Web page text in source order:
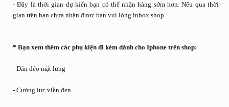
- Đây là thời gian dự kiến bạn có thể nhận hàng sớm hơn. Nếu qua thời
gian trên bạn chưa nhận được bạn vui lòng inbox shop
* Bạn xem thêm các phụ kiện đi kèm dành cho Iphone trên shop:
- Dán dẻo mặt lưng
- Cường lực viền đen